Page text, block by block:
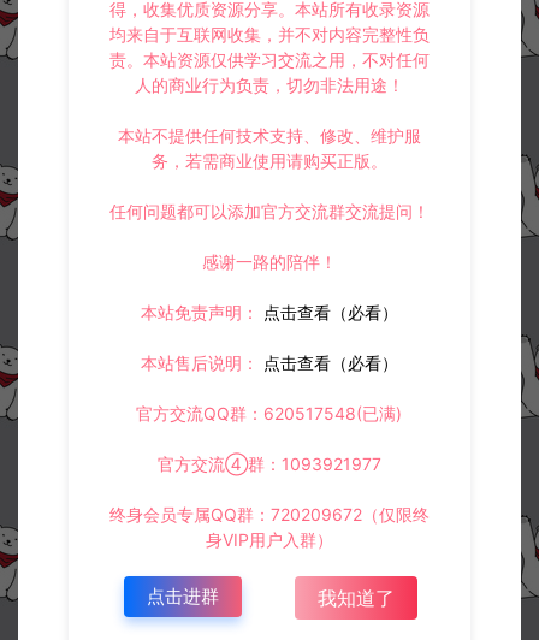
得，收集优质资源分享。本站所有收录资源
均来自于互联网收集，并不对内容完整性负
责。本站资源仅供学习交流之用，不对任何
人的商业行为负责，切勿非法用途！
本站不提供任何技术支持、修改、维护服
务，若需商业使用请购买正版。
任何问题都可以添加官方交流群交流提问！
感谢一路的陪伴！
本站免责声明： 点击查看（必看）
本站售后说明： 点击查看（必看）
官方交流QQ群：620517548(已满)
官方交流④群：1093921977
终身会员专属QQ群：720209672（仅限终
身VIP用户入群）
点击进群 我知道了